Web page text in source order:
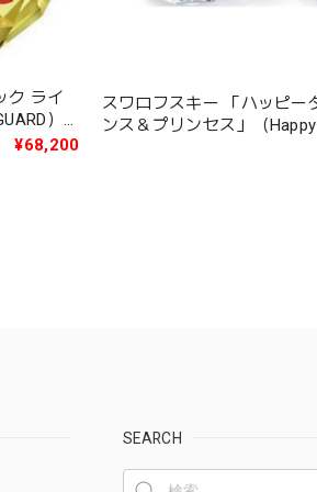
ク ライ
）
¥68,200
スワロフスキー 「ハッピー
ンス＆プリンセス」（
SEARCH